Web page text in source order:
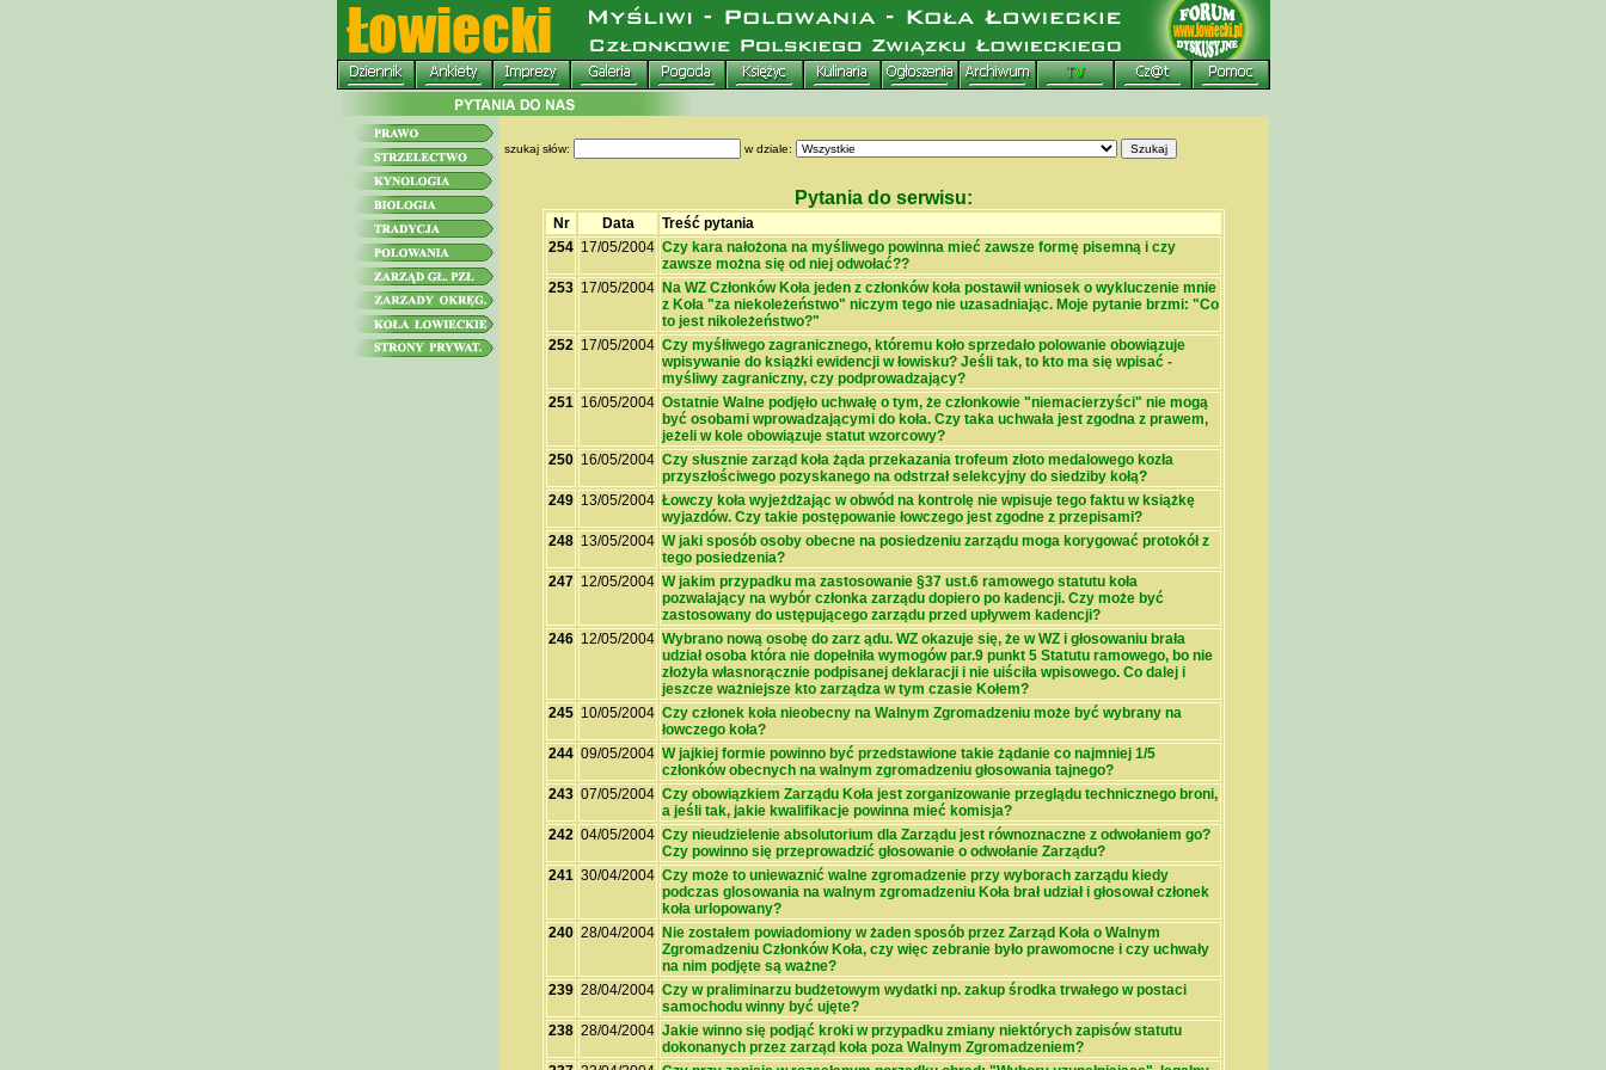
szukaj słów: w dziale:
Pytania do serwisu:
Nr Data
Treść pytania
254 17/05/2004 Czy kara nałożona na myśliwego powinna mieć zawsze formę pisemną i czy
zawsze można się od niej odwołać??
253 17/05/2004 Na WZ Członków Koła jeden z członków koła postawił wniosek o wykluczenie mnie
z Koła "za niekoleżeństwo" niczym tego nie uzasadniając. Moje pytanie brzmi: "Co
to jest nikoleżeństwo?"
252 17/05/2004 Czy myśłiwego zagranicznego, któremu koło sprzedało polowanie obowiązuje
wpisywanie do książki ewidencji w łowisku? Jeśli tak, to kto ma się wpisać -
myśliwy zagraniczny, czy podprowadzający?
251 16/05/2004 Ostatnie Walne podjęło uchwałę o tym, że członkowie "niemacierzyści" nie mogą
być osobami wprowadzającymi do koła. Czy taka uchwała jest zgodna z prawem,
jeżeli w kole obowiązuje statut wzorcowy?
250 16/05/2004 Czy słusznie zarząd koła żąda przekazania trofeum złoto medalowego kozła
przyszłościwego pozyskanego na odstrzał selekcyjny do siedziby kołą?
249 13/05/2004 Łowczy koła wyjeżdżając w obwód na kontrolę nie wpisuje tego faktu w książkę
wyjazdów. Czy takie postępowanie łowczego jest zgodne z przepisami?
248 13/05/2004 W jaki sposób osoby obecne na posiedzeniu zarządu moga korygować protokół z
tego posiedzenia?
247 12/05/2004 W jakim przypadku ma zastosowanie §37 ust.6 ramowego statutu koła
pozwalający na wybór członka zarządu dopiero po kadencji. Czy może być
zastosowany do ustępującego zarządu przed upływem kadencji?
246 12/05/2004 Wybrano nową osobę do zarz ądu. WZ okazuje się, że w WZ i głosowaniu brała
udział osoba która nie dopełniła wymogów par.9 punkt 5 Statutu ramowego, bo nie
złożyła własnorącznie podpisanej deklaracji i nie uiściła wpisowego. Co dalej i
jeszcze ważniejsze kto zarządza w tym czasie Kołem?
245 10/05/2004 Czy członek koła nieobecny na Walnym Zgromadzeniu może być wybrany na
łowczego koła?
244 09/05/2004 W jajkiej formie powinno być przedstawione takie żądanie co najmniej 1/5
członków obecnych na walnym zgromadzeniu głosowania tajnego?
243 07/05/2004 Czy obowiązkiem Zarządu Koła jest zorganizowanie przeglądu technicznego broni,
a jeśli tak, jakie kwalifikacje powinna mieć komisja?
242 04/05/2004 Czy nieudzielenie absolutorium dla Zarządu jest równoznaczne z odwołaniem go?
Czy powinno się przeprowadzić głosowanie o odwołanie Zarządu?
241 30/04/2004 Czy może to uniewaznić walne zgromadzenie przy wyborach zarządu kiedy
podczas glosowania na walnym zgromadzeniu Koła brał udział i głosował członek
koła urlopowany?
240 28/04/2004 Nie zostałem powiadomiony w żaden sposób przez Zarząd Koła o Walnym
Zgromadzeniu Członków Koła, czy więc zebranie było prawomocne i czy uchwały
na nim podjęte są ważne?
239 28/04/2004 Czy w praliminarzu budżetowym wydatki np. zakup środka trwałego w postaci
samochodu winny być ujęte?
238 28/04/2004 Jakie winno się podjąć kroki w przypadku zmiany niektórych zapisów statutu
dokonanych przez zarząd koła poza Walnym Zgromadzeniem?